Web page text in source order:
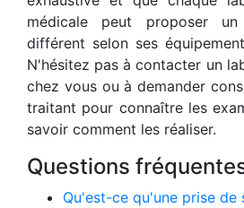
médicale peut proposer un
différent selon ses
N'hésitez pas à contacter un
chez vous ou à demander
traitant pour connaître les
savoir comment les réaliser.
Questions
Qu'est-ce qu'une prise de